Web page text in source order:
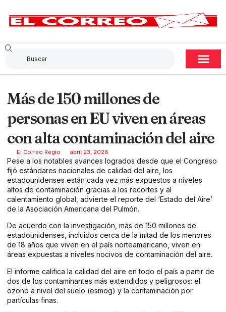
Más de 150 millones de
personas en EU viven en áreas
con alta contaminación del aire
El Correo Regio abril 23, 2026
Pese a los notables avances logrados desde que el Congreso
fijó estándares nacionales de calidad del aire, los
estadounidenses están cada vez más expuestos a niveles
altos de contaminación gracias a los recortes y al
calentamiento global, advierte el reporte del ‘Estado del Aire’
de la Asociación Americana del Pulmón.
De acuerdo con la investigación, más de 150 millones de
estadounidenses, incluidos cerca de la mitad de los menores
de 18 años que viven en el país norteamericano, viven en
áreas expuestas a niveles nocivos de contaminación del aire.
El informe califica la calidad del aire en todo el país a partir de
dos de los contaminantes más extendidos y peligrosos: el
ozono a nivel del suelo (esmog) y la contaminación por
partículas finas.